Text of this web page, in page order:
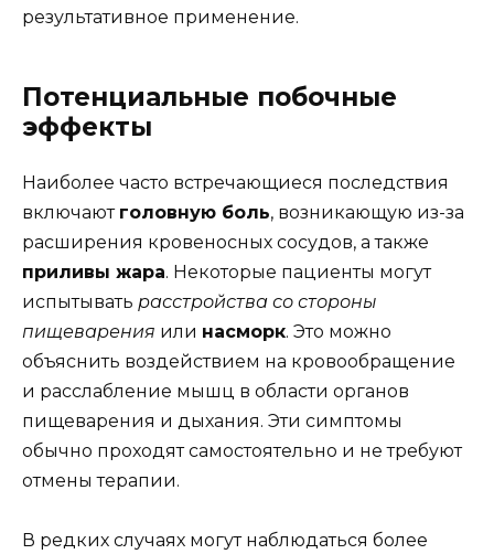
результативное применение.
Потенциальные побочные
эффекты
Наиболее часто встречающиеся последствия
включают головную боль, возникающую из-за
расширения кровеносных сосудов, а также
приливы жара. Некоторые пациенты могут
испытывать расстройства со стороны
пищеварения или насморк. Это можно
объяснить воздействием на кровообращение
и расслабление мышц в области органов
пищеварения и дыхания. Эти симптомы
обычно проходят самостоятельно и не требуют
отмены терапии.
В редких случаях могут наблюдаться более